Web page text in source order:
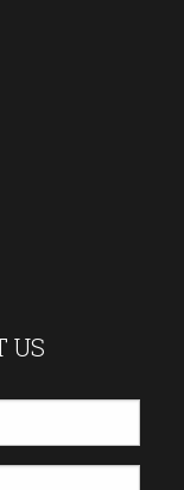
US